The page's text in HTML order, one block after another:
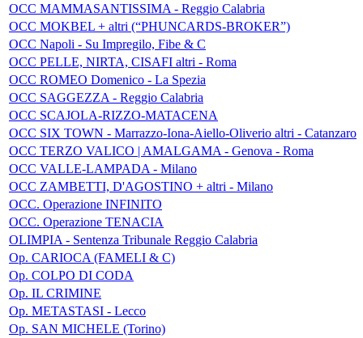
OCC MAMMASANTISSIMA - Reggio Calabria
OCC MOKBEL + altri (“PHUNCARDS-BROKER”)
OCC Napoli - Su Impregilo, Fibe & C
OCC PELLE, NIRTA, CISAFI altri - Roma
OCC ROMEO Domenico - La Spezia
OCC SAGGEZZA - Reggio Calabria
OCC SCAJOLA-RIZZO-MATACENA
OCC SIX TOWN - Marrazzo-Iona-Aiello-Oliverio altri - Catanzaro
OCC TERZO VALICO | AMALGAMA - Genova - Roma
OCC VALLE-LAMPADA - Milano
OCC ZAMBETTI, D'AGOSTINO + altri - Milano
OCC. Operazione INFINITO
OCC. Operazione TENACIA
OLIMPIA - Sentenza Tribunale Reggio Calabria
Op. CARIOCA (FAMELI & C)
Op. COLPO DI CODA
Op. IL CRIMINE
Op. METASTASI - Lecco
Op. SAN MICHELE (Torino)